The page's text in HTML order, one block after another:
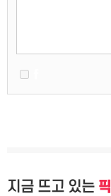
지금 뜨고 있는 픽